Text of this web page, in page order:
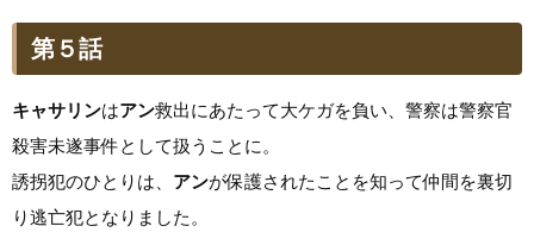
第５話
キャサリンはアン救出にあたって大ケガを負い、警察は警察官
殺害未遂事件として扱うことに。
誘拐犯のひとりは、 アンが保護されたことを知って仲間を裏切
り逃亡犯となりました。